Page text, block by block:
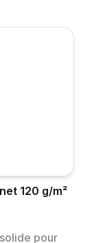
120 g/m²
pour